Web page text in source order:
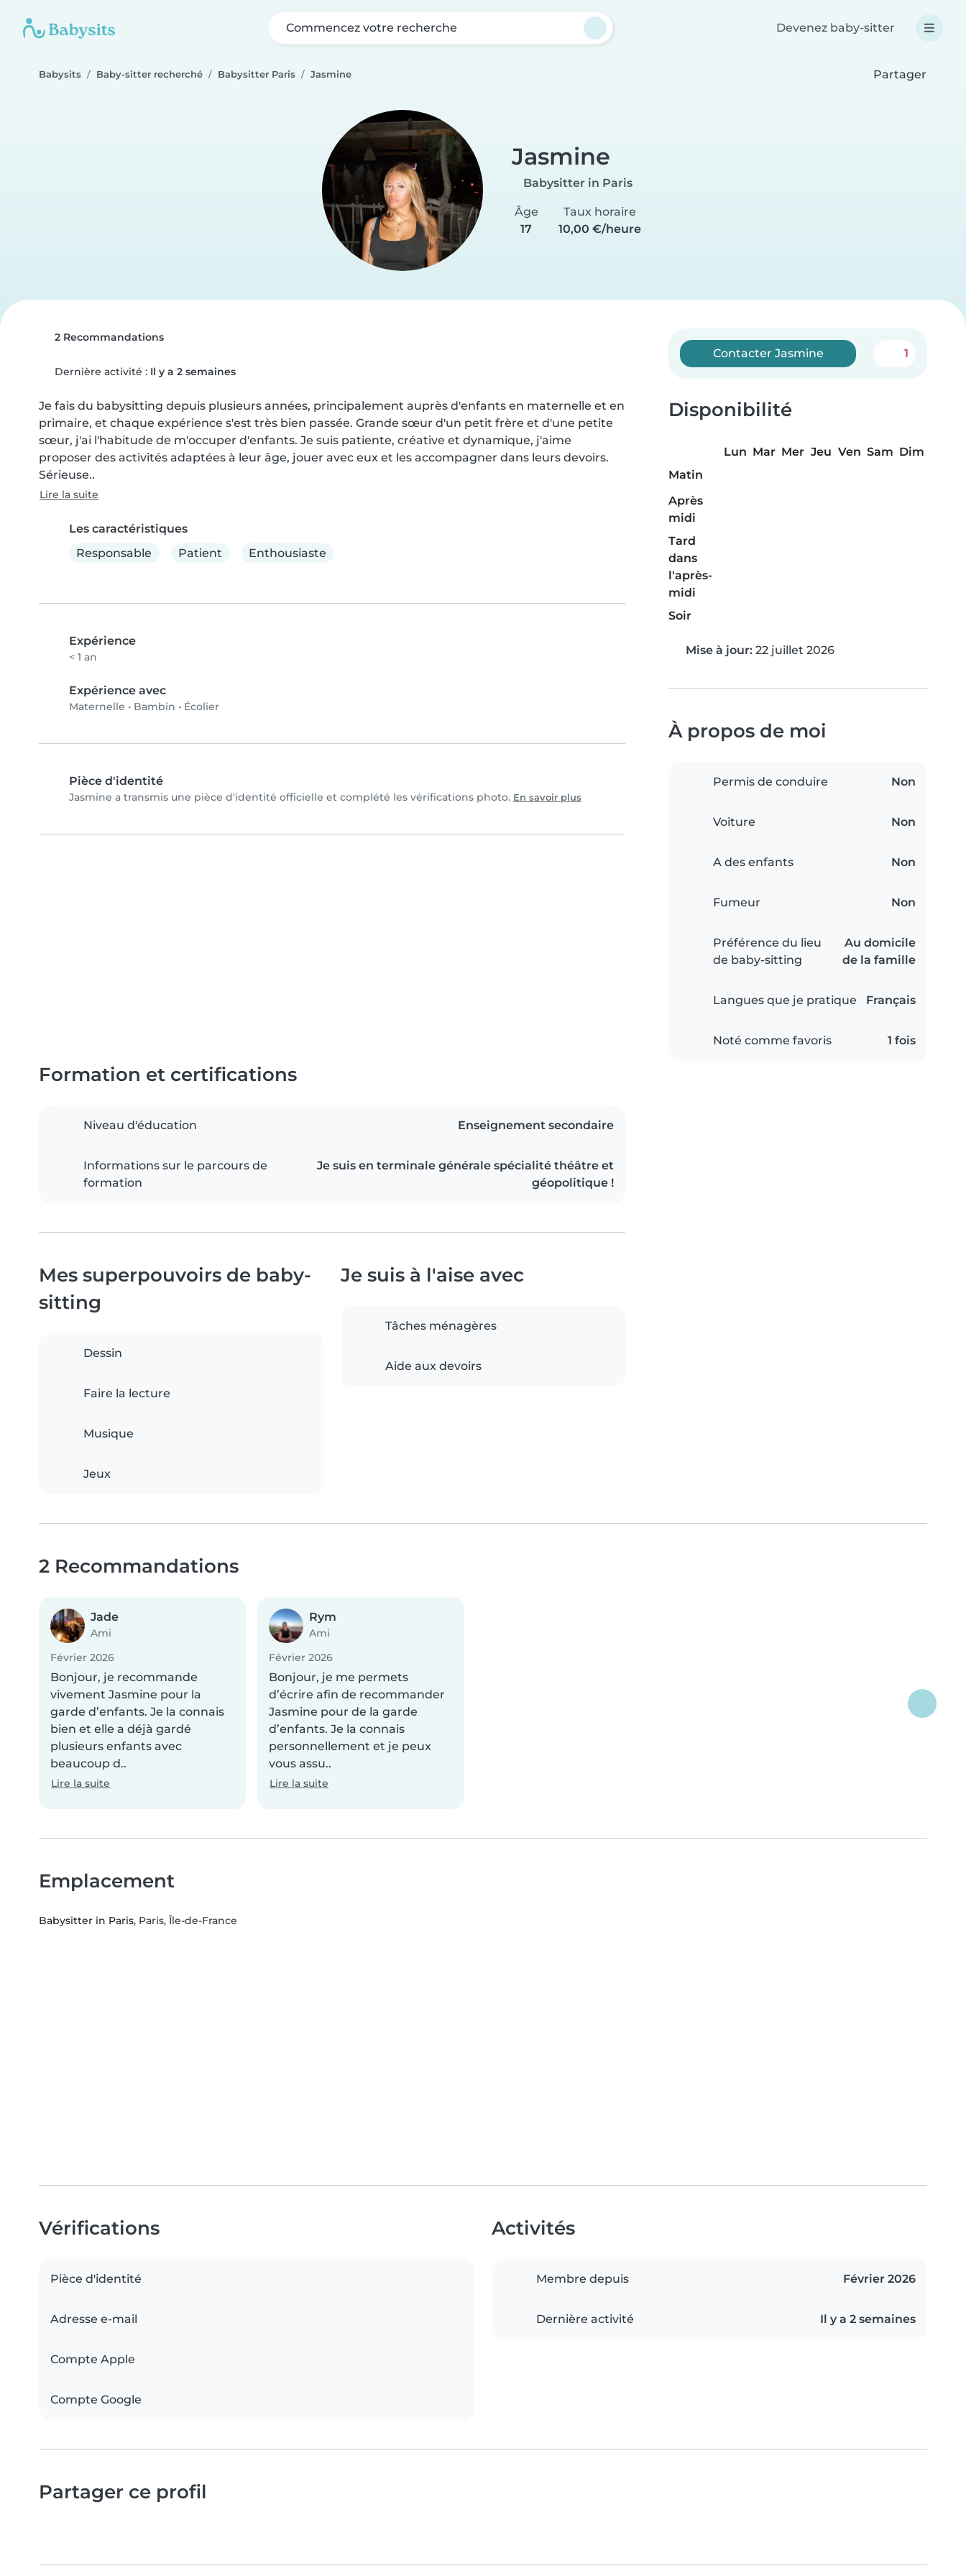
Commencez votre recherche Devenez baby-sitter
Babysits Baby-sitter recherché Babysitter Paris Jasmine Partager
Jasmine
Babysitter in Paris
Âge
17
Taux horaire
10,00 €/heure
2 Recommandations
Dernière activité : Il y a 2 semaines
Je fais du babysitting depuis plusieurs années, principalement auprès d'enfants en maternelle et en
primaire, et chaque expérience s'est très bien passée. Grande sœur d'un petit frère et d'une petite
sœur, j'ai l'habitude de m'occuper d'enfants. Je suis patiente, créative et dynamique, j'aime
proposer des activités adaptées à leur âge, jouer avec eux et les accompagner dans leurs devoirs.
Sérieuse..
Lire la suite
Les caractéristiques
Responsable
Patient Enthousiaste
Expérience
< 1 an
Expérience avec
Maternelle • Bambin • Écolier
Pièce d'identité
Jasmine a transmis une pièce d'identité officielle et complété les vérifications photo. En savoir plus
Contacter Jasmine 1
Disponibilité
Lun Mar Mer Jeu Ven Sam Dim
Matin
Après
midi
Tard
dans
l'après-
midi
Soir
Mise à jour: 22 juillet 2026
À propos de moi
Permis de conduire Non
Voiture Non
A des enfants Non
Fumeur Non
Préférence du lieu
de baby-sitting
Au domicile
de la famille
Langues que je pratique Français
Noté comme favoris 1 fois
Formation et certifications
Niveau d'éducation Enseignement secondaire
Informations sur le parcours de
formation
Je suis en terminale générale spécialité théâtre et
géopolitique !
Mes superpouvoirs de baby-
sitting
Dessin
Faire la lecture
Musique
Jeux
Je suis à l'aise avec
Tâches ménagères
Aide aux devoirs
2 Recommandations
Jade
Ami
Février 2026
Bonjour, je recommande
vivement Jasmine pour la
garde d’enfants. Je la connais
bien et elle a déjà gardé
plusieurs enfants avec
beaucoup d..
Lire la suite
Rym
Ami
Février 2026
Bonjour, je me permets
d’écrire afin de recommander
Jasmine pour de la garde
d’enfants. Je la connais
personnellement et je peux
vous assu..
Lire la suite
Emplacement
Babysitter in Paris, Paris, Île-de-France
Vérifications
Pièce d'identité
Adresse e-mail
Compte Apple
Compte Google
Activités
Membre depuis Février 2026
Dernière activité Il y a 2 semaines
Partager ce profil